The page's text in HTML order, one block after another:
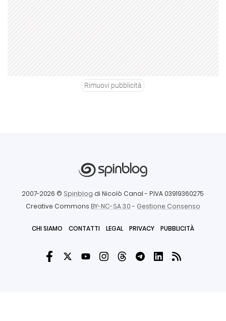
Rimuovi pubblicità
2007-2026 © Spinblog di Nicolò Canal - P.IVA 03919360275
Creative Commons BY-NC-SA 3.0- Gestione Consenso
CHI SIAMO CONTATTI LEGAL PRIVACY PUBBLICITÀ